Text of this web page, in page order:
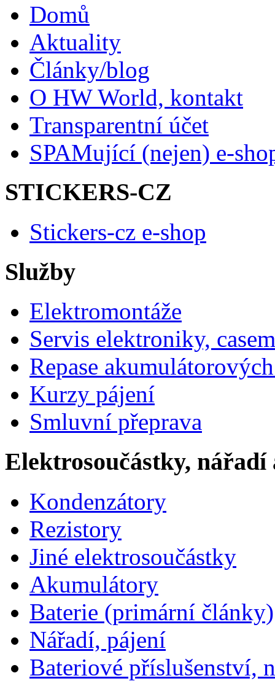
Domů
Aktuality
Články/blog
O HW World, kontakt
Transparentní účet
SPAMující (nejen) e-
STICKERS-CZ
Stickers-cz e-shop
Služby
Elektromontáže
Servis elektroniky,
Repase
Kurzy pájení
Smluvní přeprava
Elektrosoučástky, nářadí
Kondenzátory
Rezistory
Jiné elektrosoučástky
Akumulátory
Baterie (primární články)
Nářadí, pájení
Bateriové příslušenství,